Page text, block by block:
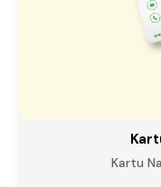
Kartu